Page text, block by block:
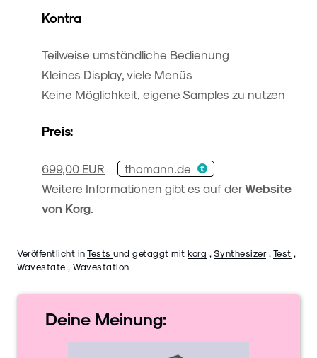
Kontra
Teilweise umständliche Bedienung
Kleines Display, viele Menüs
Keine Möglichkeit, eigene Samples zu nutzen
Preis:
699,00 EUR
thomann.de
Weitere Informationen gibt es auf derWebsite
von Korg.
Veröffentlicht in Tests und getaggt mit korg , Synthesizer, Test ,
Wavestate , Wavestation
Deine Meinung: